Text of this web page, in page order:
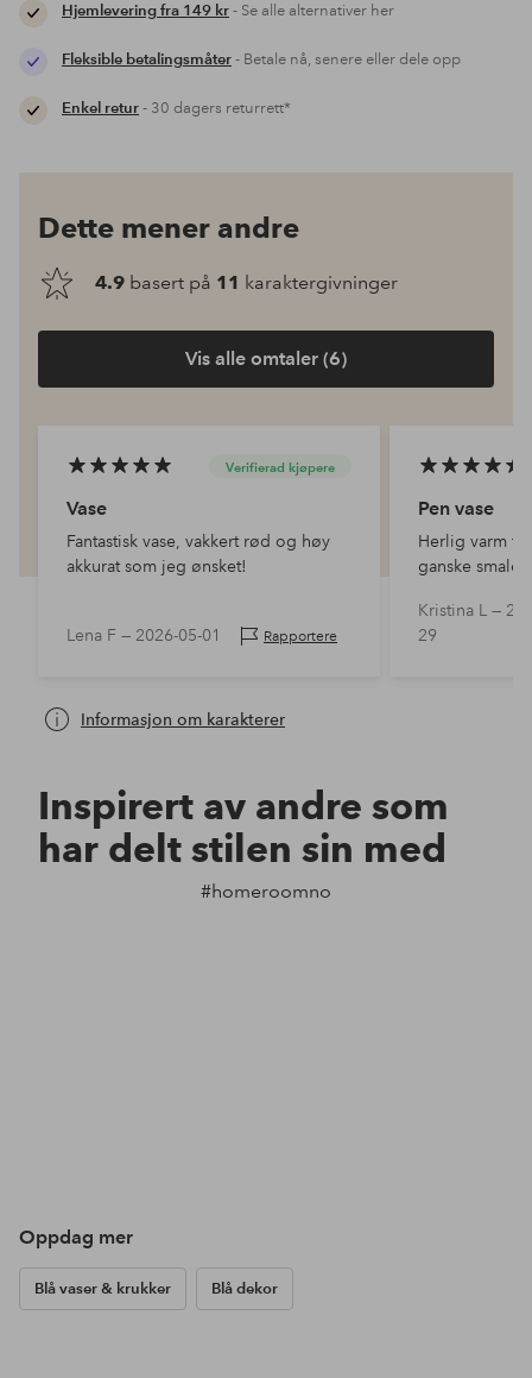
Hjemlevering fra 149 kr- Se alle alternativer her
Fleksible betalingsmåter- Betale nå, senere eller dele opp
Enkel retur- 30 dagers returrett*
Dette mener andre
4.9 basert på 11 karaktergivninger
Vis alle omtaler (6)
Verifierad kjøpere
Vase
Fantastisk vase, vakkert rød og høy
akkurat som jeg ønsket!
Lena F — 2026-05-01 Rapportere
Pen vase
Herlig varm
ganske smale
Kristina L —
29
Informasjon om karakterer
Inspirert av andre som
har delt stilen sin med
#homeroomno
Oppdag mer
Blå vaser & krukker Blå dekor